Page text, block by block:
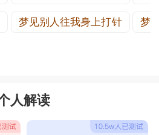
梦见别人往我身上打针 梦
人解读